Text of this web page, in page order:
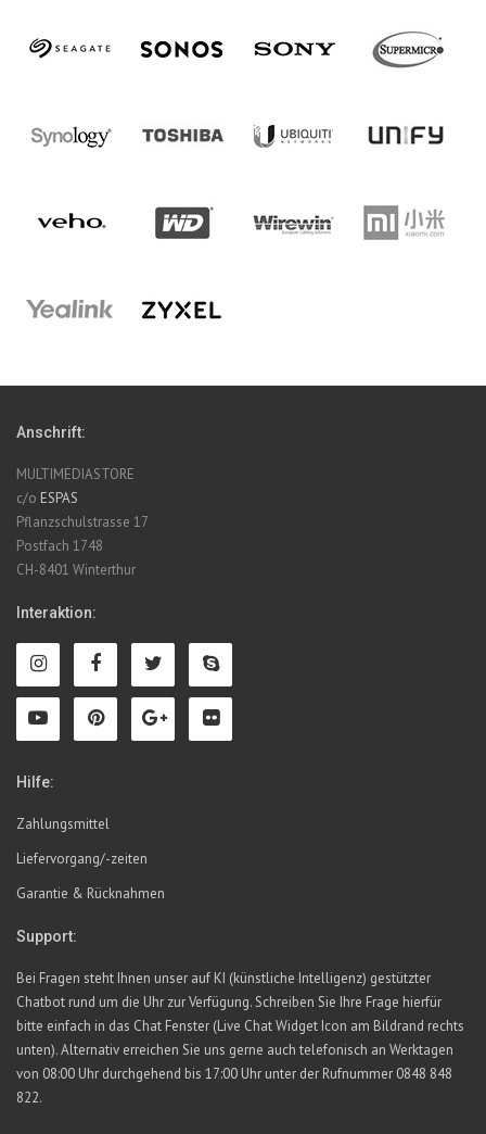
Anschrift:
MULTIMEDIASTORE
c/o ESPAS
Pflanzschulstrasse 17
Postfach 1748
CH-8401 Winterthur
Interaktion:
Hilfe:
Zahlungsmittel
Liefervorgang/-zeiten
Garantie & Rücknahmen
Support:
Bei Fragen steht Ihnen unser auf KI (künstliche Intelligenz) gestützter
Chatbot rund um die Uhr zur Verfügung. Schreiben Sie Ihre Frage hierfür
bitte einfach in das Chat Fenster (Live Chat Widget Icon am Bildrand rechts
unten). Alternativ erreichen Sie uns gerne auch telefonisch an Werktagen
von 08:00 Uhr durchgehend bis 17:00 Uhr unter der Rufnummer 0848 848
822.